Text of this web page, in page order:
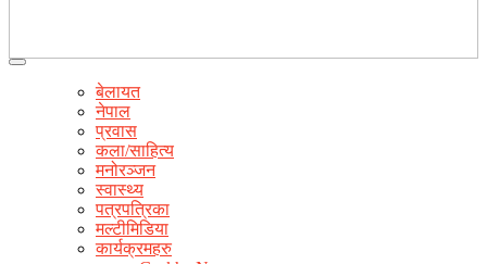
बेलायत
नेपाल
प्रवास
कला/साहित्य
मनोरञ्जन
स्वास्थ्य
पत्रपत्रिका
मल्टीमिडिया
कार्यक्रमहरु